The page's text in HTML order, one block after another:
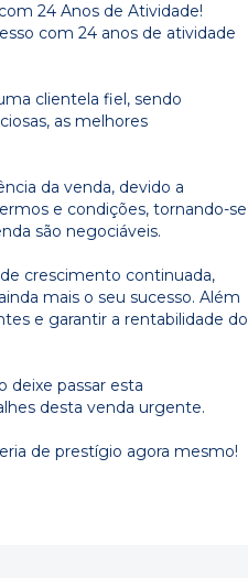
24 Anos de Atividade!
com 24 anos de atividade
clientela fiel, sendo
as melhores
da venda, devido a
e condições, tornando-se
são negociáveis.
crescimento continuada,
mais o seu sucesso. Além
e garantir a rentabilidade do
deixe passar esta
desta venda urgente.
de prestígio agora mesmo!